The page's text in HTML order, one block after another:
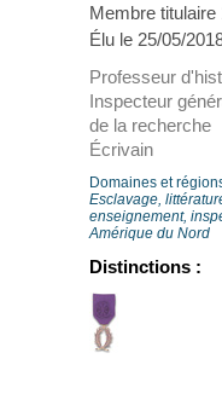
Membre titulaire
Élu le 25/05/
Professeur
Inspecteur
de la recherche
Écrivain
Domaines et
Esclavage,
enseignement,
Amérique du Nord
Distinctions :